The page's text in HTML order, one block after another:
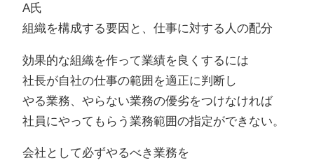
A氏
組織を構成する要因と、仕事に対する人の配分
効果的な組織を作って業績を良くするには
社長が自社の仕事の範囲を適正に判断し
やる業務、やらない業務の優劣をつけなければ
社員にやってもらう業務範囲の指定ができない。
会社として必ずやるべき業務を